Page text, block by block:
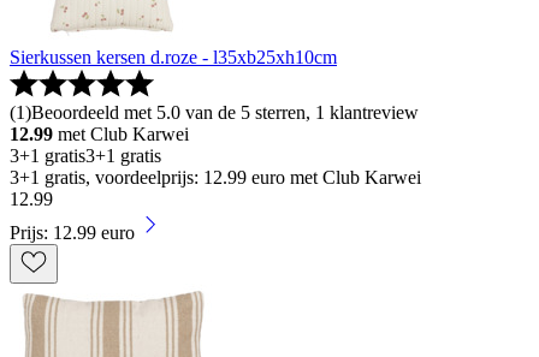
Sierkussen kersen d.roze - l35xb25xh10cm
(1)Beoordeeld met 5.0 van de 5 sterren, 1 klantreview
12.99 met Club Karwei
3+1 gratis3+1 gratis
3+1 gratis, voordeelprijs: 12.99 euro met Club Karwei
12.99
Prijs: 12.99 euro